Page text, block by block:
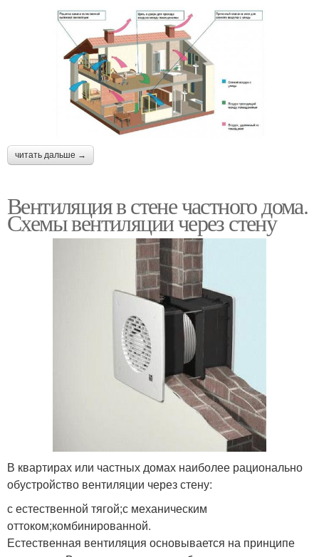
читать дальше →
Вентиляция в стене частного дома.
Схемы вентиляции через стену
В квартирах или частных домах наиболее рационально
обустройство вентиляции через стену:
с естественной тягой;с механическим
оттоком;комбинированной.
Естественная вентиляция основывается на принципе